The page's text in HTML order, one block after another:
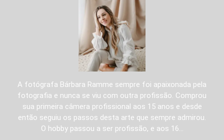
A fotógrafa Bárbara Ramme sempre foi apaixonada pela
fotografia e nunca se viu com outra profissão. Comprou
sua primeira câmera profissional aos 15 anos e desde
então seguiu os passos desta arte que sempre admirou.
O hobby passou a ser profissão, e aos 16...